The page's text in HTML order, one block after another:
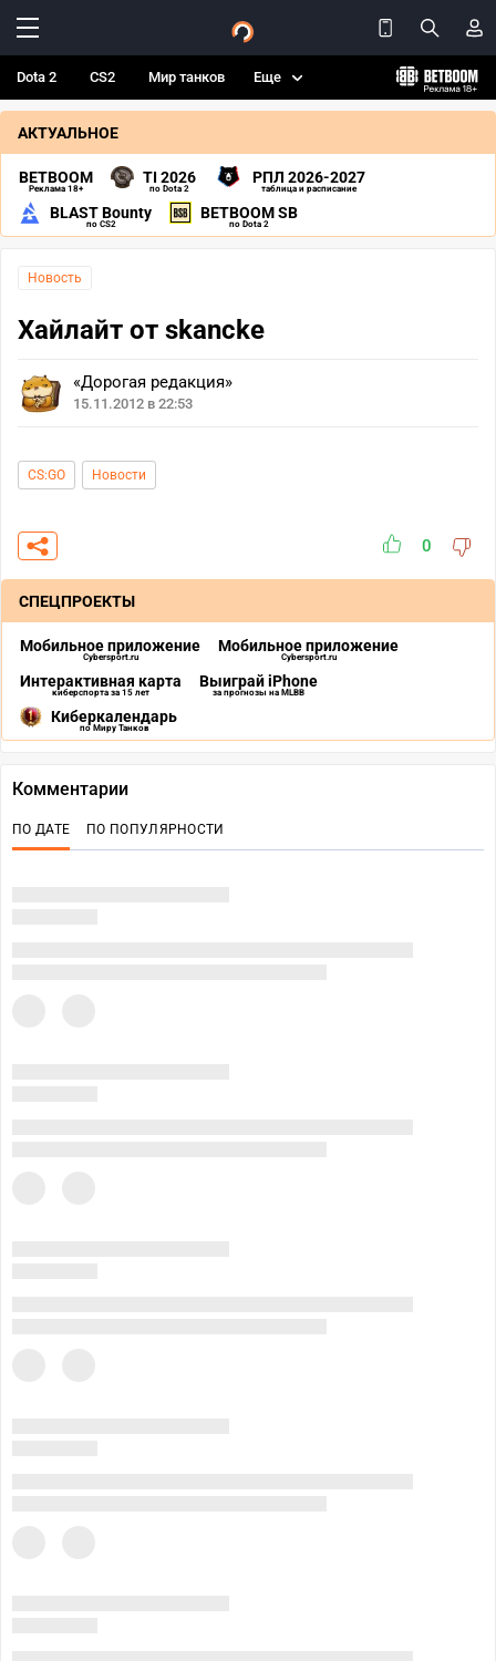
Dota 2 CS2 Мир танков Еще
АКТУАЛЬНОЕ
BETBOOM
Реклама 18+
TI 2026
по Dota 2
РПЛ 2026-2027
таблица и расписание
BLAST Bounty
по CS2
BETBOOM SB
по Dota 2
Новость
Хайлайт от skancke
«Дорогая редакция»
15.11.2012 в 22:53
CS:GO Новости
0
СПЕЦПРОЕКТЫ
Мобильное приложение
Cybersport.ru
Мобильное приложение
Cybersport.ru
Интерактивная карта
киберспорта за 15 лет
Выиграй iPhone
за прогнозы на MLBB
Киберкалендарь
по Миру Танков
Комментарии
ПО ДАТЕ ПО ПОПУЛЯРНОСТИ